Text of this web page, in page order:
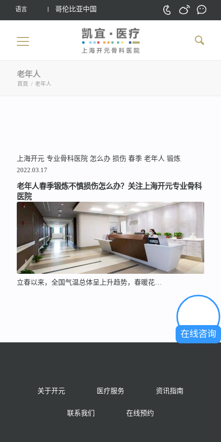
语言 哥伦比亚中国
老年人
首頁 / 老年人
上海开元 专业骨科医院 怎么办 损伤 春季 老年人 锻炼
2022.03.17
老年人春季锻炼不慎损伤怎么办？关注上海开元专业骨科
医院
立春以来，全国气温总体呈上升趋势，春暖花…
关于开元 医疗服务 资讯指南
联系我们 在线预约
在线咨询